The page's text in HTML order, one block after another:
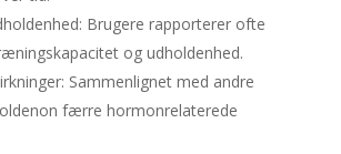
Brugere rapporterer ofte
og udholdenhed.
Sammenlignet med andre
færre hormonrelaterede